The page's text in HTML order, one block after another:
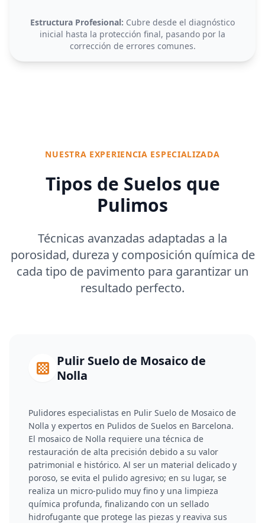
Estructura Profesional: Cubre desde el diagnóstico
inicial hasta la protección final, pasando por la
corrección de errores comunes.
NUESTRA EXPERIENCIA ESPECIALIZADA
Tipos de Suelos que
Pulimos
Técnicas avanzadas adaptadas a la
porosidad, dureza y composición química de
cada tipo de pavimento para garantizar un
resultado perfecto.
Pulir Suelo de Mosaico de
Nolla
Pulidores especialistas en Pulir Suelo de Mosaico de
Nolla y expertos en Pulidos de Suelos en Barcelona.
El mosaico de Nolla requiere una técnica de
restauración de alta precisión debido a su valor
patrimonial e histórico. Al ser un material delicado y
poroso, se evita el pulido agresivo; en su lugar, se
realiza un micro-pulido muy fino y una limpieza
química profunda, finalizando con un sellado
hidrofugante que protege las piezas y reaviva sus